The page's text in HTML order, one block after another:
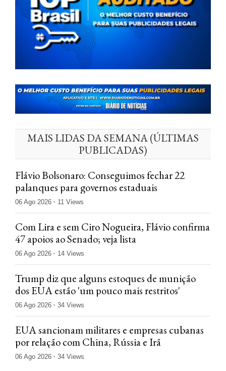
MAIS LIDAS DA SEMANA (ÚLTIMAS
PUBLICADAS)
Flávio Bolsonaro: Conseguimos fechar 22
palanques para governos estaduais
06 Ago 2026 11 Views
Com Lira e sem Ciro Nogueira, Flávio confirma
47 apoios ao Senado; veja lista
06 Ago 2026 14 Views
Trump diz que alguns estoques de munição
dos EUA estão 'um pouco mais restritos'
06 Ago 2026 34 Views
EUA sancionam militares e empresas cubanas
por relação com China, Rússia e Irã
06 Ago 2026 34 Views